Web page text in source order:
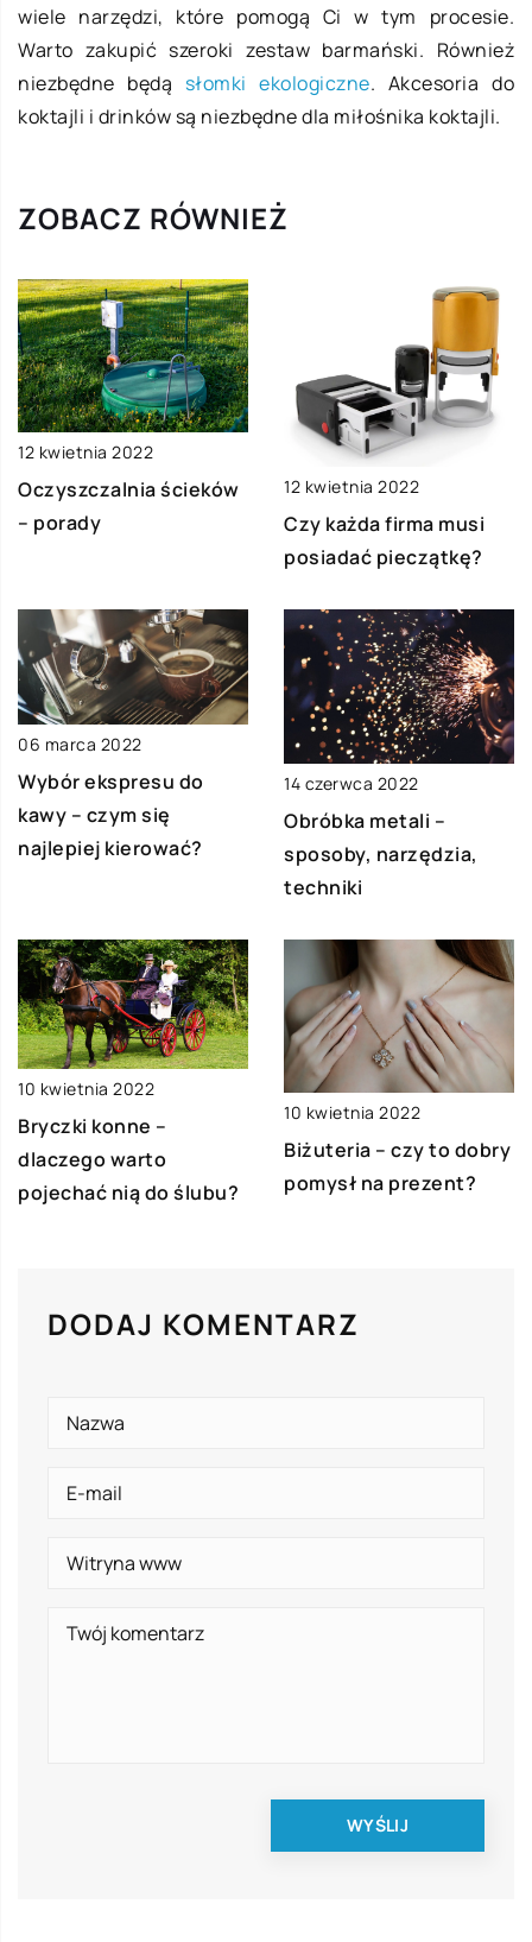
wiele narzędzi, które pomogą Ci w tym procesie.
Warto zakupić szeroki zestaw barmański. Również
niezbędne będą słomki ekologiczne. Akcesoria do
koktajli i drinków są niezbędne dla miłośnika koktajli.
ZOBACZ RÓWNIEŻ
12 kwietnia 2022
Oczyszczalnia ścieków
– porady
12 kwietnia 2022
Czy każda firma musi
posiadać pieczątkę?
06 marca 2022
Wybór ekspresu do
kawy – czym się
najlepiej kierować?
14 czerwca 2022
Obróbka metali –
sposoby, narzędzia,
techniki
10 kwietnia 2022
Bryczki konne –
dlaczego warto
pojechać nią do ślubu?
10 kwietnia 2022
Biżuteria – czy to dobry
pomysł na prezent?
DODAJ KOMENTARZ